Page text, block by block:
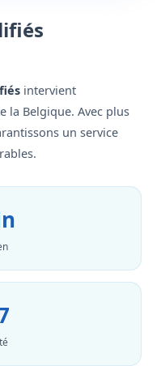
intervient
la Belgique. Avec plus
un service